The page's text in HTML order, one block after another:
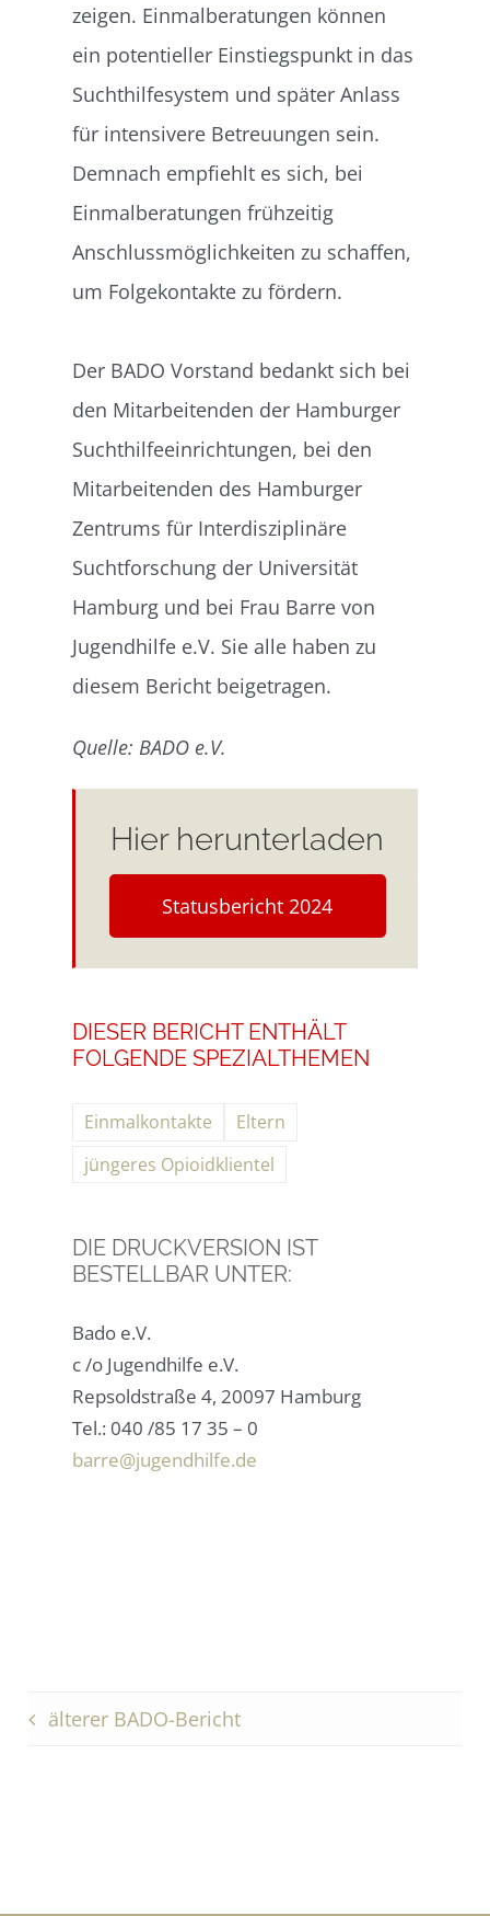
zeigen. Einmalberatungen können
ein potentieller Einstiegspunkt in das
Suchthilfesystem und später Anlass
für intensivere Betreuungen sein.
Demnach empfiehlt es sich, bei
Einmalberatungen frühzeitig
Anschlussmöglichkeiten zu schaffen,
um Folgekontakte zu fördern.
Der BADO Vorstand bedankt sich bei
den Mitarbeitenden der Hamburger
Suchthilfeeinrichtungen, bei den
Mitarbeitenden des Hamburger
Zentrums für Interdisziplinäre
Suchtforschung der Universität
Hamburg und bei Frau Barre von
Jugendhilfe e.V. Sie alle haben zu
diesem Bericht beigetragen.
Quelle: BADO e.V.
Hier herunterladen
Statusbericht 2024
DIESER BERICHT ENTHÄLT
FOLGENDE SPEZIALTHEMEN
Einmalkontakte
Eltern
jüngeres Opioidklientel
DIE DRUCKVERSION IST
BESTELLBAR UNTER:
Bado e.V.
c /o Jugendhilfe e.V.
Repsoldstraße 4, 20097 Hamburg
Tel.: 040 /85 17 35 – 0
barre@jugendhilfe.de
älterer BADO-Bericht